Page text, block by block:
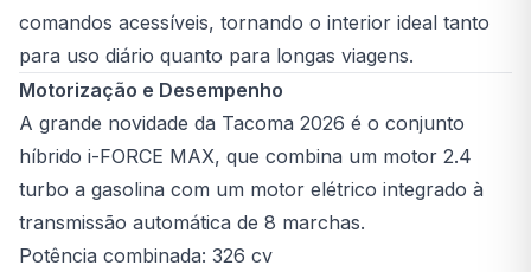
comandos acessíveis, tornando o interior ideal tanto
para uso diário quanto para longas viagens.
Motorização e Desempenho
A grande novidade da Tacoma 2026 é o conjunto
híbrido i-FORCE MAX, que combina um motor 2.4
turbo a gasolina com um motor elétrico integrado à
transmissão automática de 8 marchas.
Potência combinada: 326 cv